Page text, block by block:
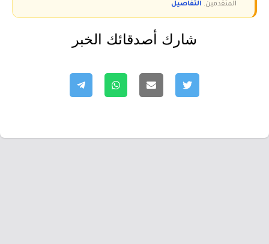
المتقدمين. التفاصيل
شارك أصدقائك الخبر